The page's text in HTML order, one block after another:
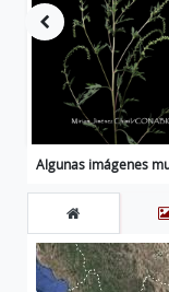
Algunas imágenes